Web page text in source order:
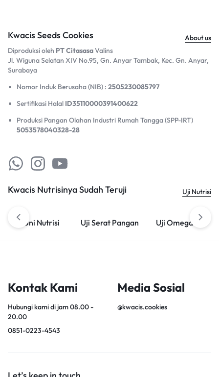
Kwacis Seeds Cookies
About us
Diproduksi oleh PT CitasasaValins
Jl. Wiguna Selatan XIV No.95, Gn. Anyar Tambak, Kec. Gn. Anyar,
Surabaya​
Nomor Induk Berusaha (NIB) :2505230085797
Sertifikasi Halal ID35110000391400622
Produksi Pangan Olahan Industri Rumah Tangga (SPP-IRT)
5053578040328-28
Kwacis Nutrisinya Sudah Teruji Uji Nutrisi
Uni Nutrisi Uji Serat Pangan Uji Omega 3
Kontak Kami
Hubungi kami di jam 08.00 -
20.00
0851-0223-4543
Media Sosial
@kwacis.cookies